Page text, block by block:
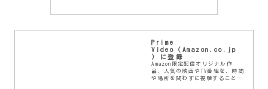
Prime
Video（Amazon.co.jp
）に登録
Amazon限定配信オリジナル作
品、人気の映画やTV番組を、時間
や場所を問わずに視聴することが